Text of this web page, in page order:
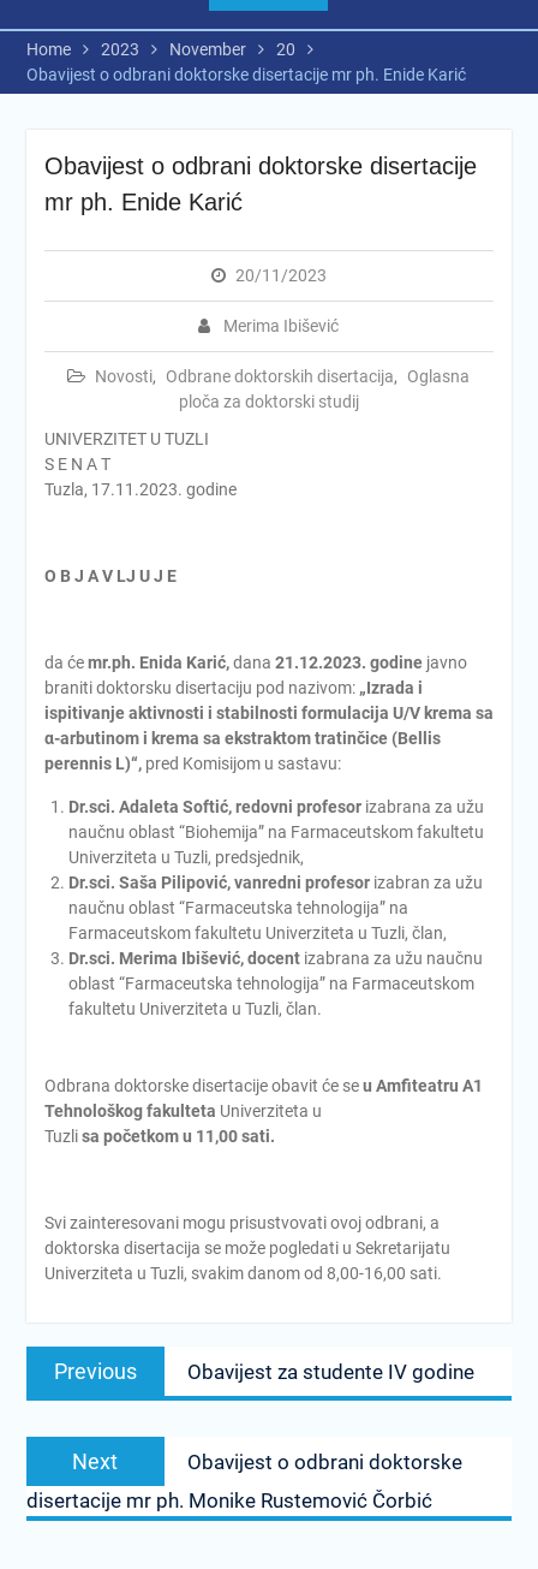
Home 2023 November
20
Obavijest o odbrani doktorske disertacije mr ph. Enide Karić
Obavijest o odbrani doktorske disertacije
mr ph. Enide Karić
20/11/2023
Merima Ibišević
Novosti, Odbrane doktorskih disertacija,
Oglasna
ploča za doktorski studij
UNIVERZITET U TUZLI
S E N A T
Tuzla, 17.11.2023. godine
O B J A V LJ U J E
da ćemr.ph. Enida Karić,dana 21.12.2023. godine javno
braniti doktorsku disertaciju pod nazivom: „Izrada i
ispitivanje aktivnosti i stabilnosti formulacija U/V krema sa
α-arbutinom i krema sa ekstraktom tratinčice (Bellis
perennis L)“, pred Komisijom u sastavu:
Dr.sci. Adaleta Softić, redovni profesor izabrana za užu
naučnu oblast “Biohemija” na Farmaceutskom fakultetu
Univerziteta u Tuzli, predsjednik,
Dr.sci. Saša Pilipović, vanredni profesor izabran za užu
naučnu oblast “Farmaceutska tehnologija” na
Farmaceutskom fakultetu Univerziteta u Tuzli, član,
Dr.sci. Merima Ibišević, docent izabrana za užu naučnu
oblast “Farmaceutska tehnologija” na Farmaceutskom
fakultetu Univerziteta u Tuzli, član.
Odbrana doktorske disertacije obavit će seu Amfiteatru A1
Tehnološkog fakulteta Univerziteta u
Tuzlisa početkom u 11,00sati.
Svi zainteresovani mogu prisustvovati ovoj odbrani, a
doktorska disertacija se može pogledati u Sekretarijatu
Univerziteta u Tuzli, svakim danom od 8,00-16,00 sati.
Post
navigation
Previous
Previous
post:
Obavijest za studente IV godine
Next
Next
post:
Obavijest o odbrani doktorske
disertacije mr ph. Monike Rustemović Čorbić